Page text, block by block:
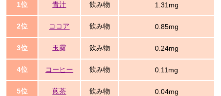
1位 青汁 飲み物 1.31mg
2位 ココア 飲み物 0.85mg
3位 玉露 飲み物 0.24mg
4位 コーヒー 飲み物 0.11mg
5位 煎茶 飲み物 0.04mg